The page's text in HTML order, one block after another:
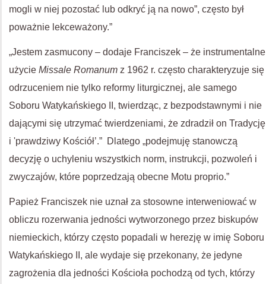
mogli w niej pozostać lub odkryć ją na nowo”, często był
poważnie lekceważony.”
„Jestem zasmucony – dodaje Franciszek – że instrumentalne
użycie Missale Romanum z 1962 r. często charakteryzuje się
odrzuceniem nie tylko reformy liturgicznej, ale samego
Soboru Watykańskiego II, twierdząc, z bezpodstawnymi i nie
dającymi się utrzymać twierdzeniami, że zdradził on Tradycję
i 'prawdziwy Kościół’.” Dlatego „podejmuję stanowczą
decyzję o uchyleniu wszystkich norm, instrukcji, pozwoleń i
zwyczajów, które poprzedzają obecne Motu proprio.”
Papież Franciszek nie uznał za stosowne interweniować w
obliczu rozerwania jedności wytworzonego przez biskupów
niemieckich, którzy często popadali w herezję w imię Soboru
Watykańskiego II, ale wydaje się przekonany, że jedyne
zagrożenia dla jedności Kościoła pochodzą od tych, którzy